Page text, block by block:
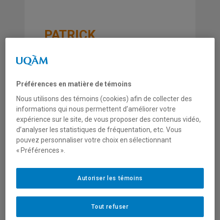
PATRICK
Université de Sherbrooke
Département: Histoire
Téléphone:
AXE DE RECHERCHE
Politiques et pratiques sociales
Préférences en matière de témoins
Nous utilisons des témoins (cookies) afin de collecter des
informations qui nous permettent d’améliorer votre
expérience sur le site, de vous proposer des contenus vidéo,
d’analyser les statistiques de fréquentation, etc. Vous
pouvez personnaliser votre choix en sélectionnant
« Préférences ».
Tout refuser
Autoriser les témoins